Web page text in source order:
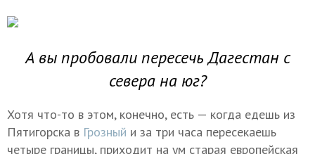
А вы пробовали пересечь Дагестан с
севера на юг?
Хотя что-то в этом, конечно, есть — когда едешь из
Пятигорска в Грозный и за три часа пересекаешь
четыре границы, приходит на ум старая европейская